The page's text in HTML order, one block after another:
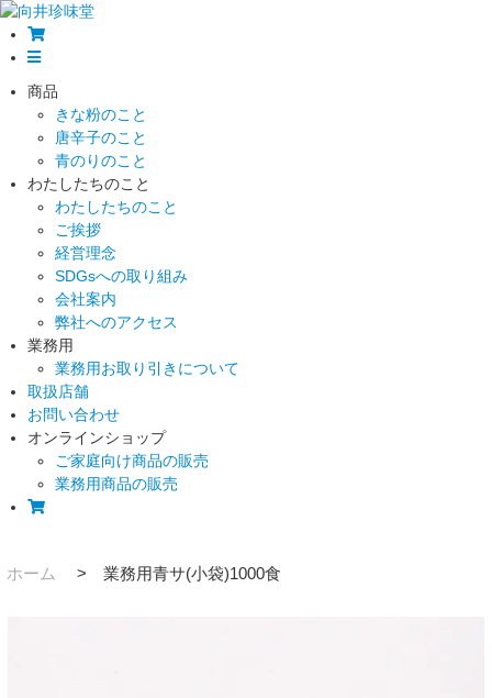
商品
きな粉のこと
唐辛子のこと
青のりのこと
わたしたちのこと
わたしたちのこと
ご挨拶
経営理念
SDGsへの取り組み
会社案内
弊社へのアクセス
業務用
業務用お取り引きについて
取扱店舗
お問い合わせ
オンラインショップ
ご家庭向け商品の販売
業務用商品の販売
ホーム > 業務用青サ(小袋)1000食